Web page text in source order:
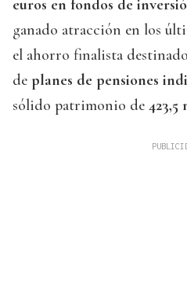
euros en fondos de
ganado atracción en los
el ahorro finalista
de planes de pensiones
sólido patrimonio de 423,5